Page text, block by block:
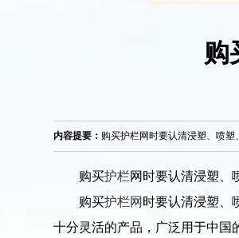
购
内容提要： 购买护栏网时要认清浸塑、喷塑
购买护栏网时要认清浸塑、
购买护栏网 时要认清浸塑、
十分灵活的产品，广泛用于中国